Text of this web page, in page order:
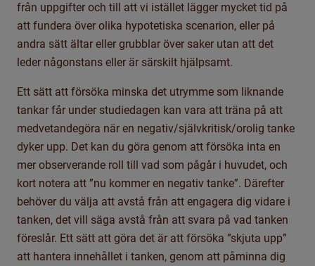
från uppgifter och till att vi istället lägger mycket tid på
att fundera över olika hypotetiska scenarion, eller på
andra sätt ältar eller grubblar över saker utan att det
leder någonstans eller är särskilt hjälpsamt.
Ett sätt att försöka minska det utrymme som liknande
tankar får under studiedagen kan vara att träna på att
medvetandegöra när en negativ/självkritisk/orolig tanke
dyker upp. Det kan du göra genom att försöka inta en
mer observerande roll till vad som pågår i huvudet, och
kort notera att ”nu kommer en negativ tanke”. Därefter
behöver du välja att avstå från att engagera dig vidare i
tanken, det vill säga avstå från att svara på vad tanken
föreslår. Ett sätt att göra det är att försöka ”skjuta upp”
att hantera innehållet i tanken, genom att påminna dig